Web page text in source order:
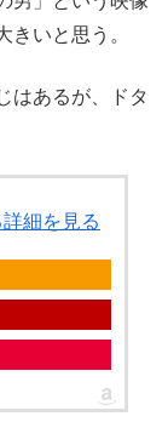
きいと思う。
はあるが、ドタ
細を見る